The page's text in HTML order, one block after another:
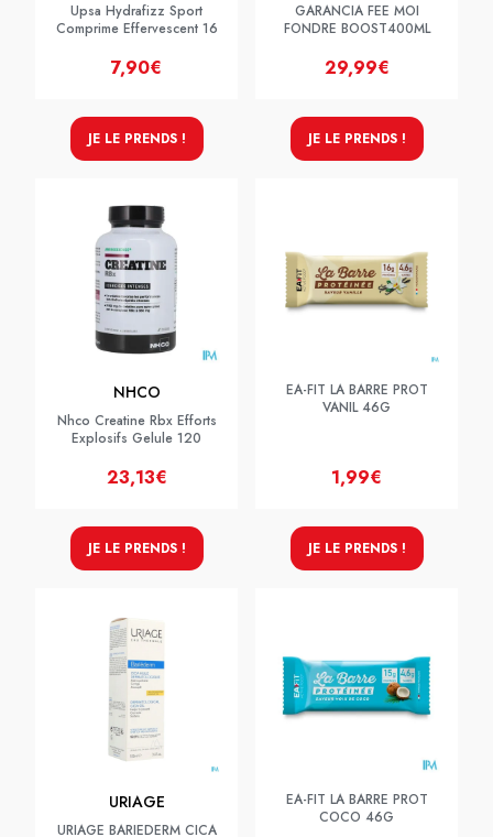
Upsa Hydrafizz Sport
Comprime Effervescent 16
7,90€
JE LE PRENDS !
GARANCIA FEE MOI
FONDRE BOOST400ML
29,99€
JE LE PRENDS !
NHCO
Nhco Creatine Rbx Efforts
Explosifs Gelule 120
23,13€
JE LE PRENDS !
EA-FIT LA BARRE PROT
VANIL 46G
1,99€
JE LE PRENDS !
URIAGE
URIAGE BARIEDERM CICA
EA-FIT LA BARRE PROT
COCO 46G